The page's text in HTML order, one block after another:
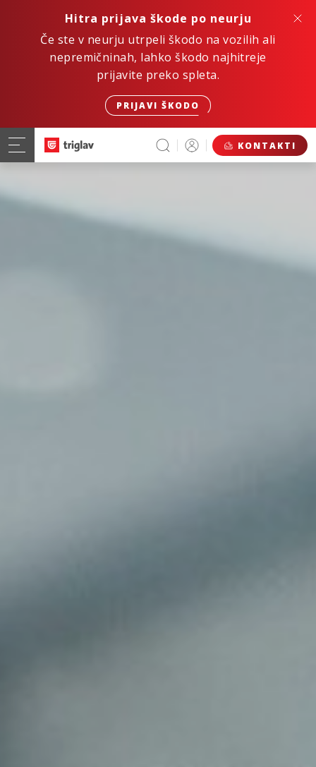
Hitra prijava škode po neurju
Če ste v neurju utrpeli škodo na vozilih ali
nepremičninah, lahko škodo najhitreje
prijavite preko spleta.
PRIJAVI ŠKODO
KONTAKTI